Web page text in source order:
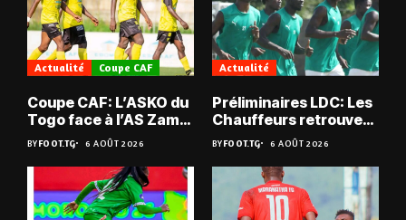
Actualité Coupe CAF
Coupe CAF: L’ASKO du
Togo face à l’AS Zam
du Niger
BYFOOT.TG 6 AOÛT 2026
Actualité
Préliminaires LDC: Les
Chauffeurs retrouvent
les Mimos
BYFOOT.TG 6 AOÛT 2026